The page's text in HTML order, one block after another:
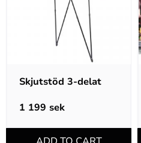
Skjutstöd 3-delat
1 199 sek